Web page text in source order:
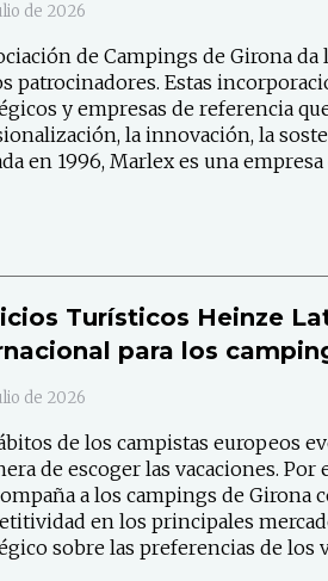
de 2026
de Campings de Girona
patrocinadores. Estas
y empresas de referencia
la innovación, la
en 1996, Marlex es una
Turísticos Heinze
para los
de 2026
de los campistas europeos
de escoger las vacaciones.
a los campings de
en los principales
sobre las preferencias de los